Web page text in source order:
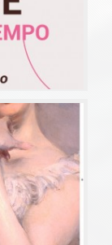
15/07/2022